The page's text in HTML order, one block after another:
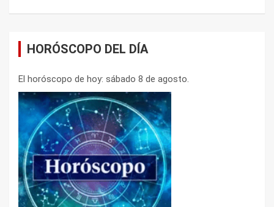
HORÓSCOPO DEL DÍA
El horóscopo de hoy: sábado 8 de agosto.